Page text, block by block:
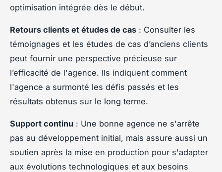
optimisation intégrée dès le début.
Retours clients et études de cas : Consulter les
témoignages et les études de cas d’anciens clients
peut fournir une perspective précieuse sur
l’efficacité de l'agence. Ils indiquent comment
l'agence a surmonté les défis passés et les
résultats obtenus sur le long terme.
Support continu : Une bonne agence ne s'arrête
pas au développement initial, mais assure aussi un
soutien après la mise en production pour s'adapter
aux évolutions technologiques et aux besoins